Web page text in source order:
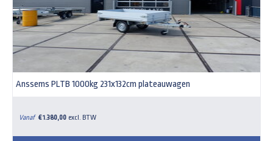
Anssems PLTB 1000kg 231x132cm plateauwagen
Vanaf € 1.380,00 excl. BTW